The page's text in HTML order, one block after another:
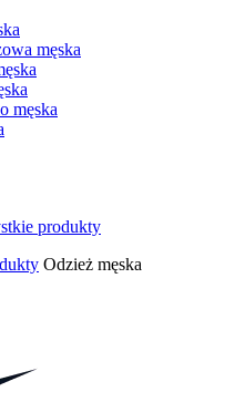
męska
męska
Odzież męska